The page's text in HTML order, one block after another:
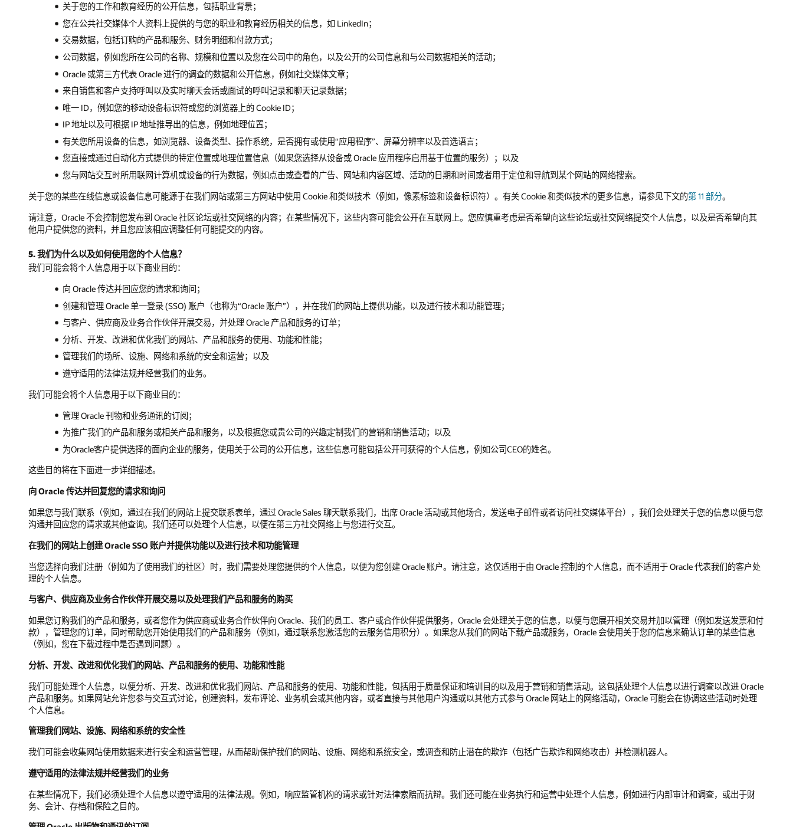
关于您的工作和教育经历的公开信息，包括职业背景；
您在公共社交媒体个人资料上提供的与您的职业和教育经历相关的信息，如 LinkedIn；
交易数据，包括订购的产品和服务、财务明细和付款方式；
公司数据，例如您所在公司的名称、规模和位置以及您在公司中的角色，以及公开的公司信息和与公司数据相关的活动；
Oracle 或第三方代表 Oracle 进行的调查的数据和公开信息，例如社交媒体文章；
来自销售和客户支持呼叫以及实时聊天会话或面试的呼叫记录和聊天记录数据；
唯一 ID，例如您的移动设备标识符或您的浏览器上的 Cookie ID；
IP 地址以及可根据 IP 地址推导出的信息，例如地理位置；
有关您所用设备的信息，如浏览器、设备类型、操作系统，是否拥有或使用“应用程序”、屏幕分辨率以及首选语言；
您直接或通过自动化方式提供的特定位置或地理位置信息（如果您选择从设备或 Oracle 应用程序启用基于位置的服务）；以及
您与网站交互时所用联网计算机或设备的行为数据，例如点击或查看的广告、网站和内容区域、活动的日期和时间或者用于定位和导航到某个网站的网络搜索。
关于您的某些在线信息或设备信息可能源于在我们网站或第三方网站中使用 Cookie 和类似技术（例如，像素标签和设备标识符）。有关 Cookie 和类似技术的更多信息，请参见下文的第 11 部分。
请注意，Oracle 不会控制您发布到 Oracle 社区论坛或社交网络的内容；在某些情况下，这些内容可能会公开在互联网上。您应慎重考虑是否希望向这些论坛或社交网络提交个人信息，以及是否希望向其
他用户提供您的资料，并且您应该相应调整任何可能提交的内容。
5. 我们为什么以及如何使用您的个人信息？
我们可能会将个人信息用于以下商业目的：
向 Oracle 传达并回应您的请求和询问；
创建和管理 Oracle 单一登录 (SSO) 账户（也称为“Oracle 账户”），并在我们的网站上提供功能，以及进行技术和功能管理；
与客户、供应商及业务合作伙伴开展交易，并处理 Oracle 产品和服务的订单；
分析、开发、改进和优化我们的网站、产品和服务的使用、功能和性能；
管理我们的场所、设施、网络和系统的安全和运营；以及
遵守适用的法律法规并经营我们的业务。
我们可能会将个人信息用于以下商业目的：
管理 Oracle 刊物和业务通讯的订阅；
为推广我们的产品和服务或相关产品和服务，以及根据您或贵公司的兴趣定制我们的营销和销售活动；以及
为Oracle客户提供选择的面向企业的服务，使用关于公司的公开信息，这些信息可能包括公开可获得的个人信息，例如公司CEO的姓名。
这些目的将在下面进一步详细描述。
向 Oracle 传达并回复您的请求和询问
如果您与我们联系（例如，通过在我们的网站上提交联系表单，通过 Oracle Sales 聊天联系我们，出席 Oracle 活动或其他场合，发送电子邮件或者访问社交媒体平台），我们会处理关于您的信息以便与您
沟通并回应您的请求或其他查询。我们还可以处理个人信息，以便在第三方社交网络上与您进行交互。
在我们的网站上创建 Oracle SSO 账户并提供功能以及进行技术和功能管理
当您选择向我们注册（例如为了使用我们的社区）时，我们需要处理您提供的个人信息，以便为您创建 Oracle 账户。请注意，这仅适用于由 Oracle 控制的个人信息，而不适用于 Oracle 代表我们的客户处
理的个人信息。
与客户、供应商及业务合作伙伴开展交易以及处理我们产品和服务的购买
如果您订购我们的产品和服务，或者您作为供应商或业务合作伙伴向 Oracle、我们的员工、客户或合作伙伴提供服务，Oracle 会处理关于您的信息，以便与您展开相关交易并加以管理（例如发送发票和付
款），管理您的订单，同时帮助您开始使用我们的产品和服务（例如，通过联系您激活您的云服务信用积分）。如果您从我们的网站下载产品或服务，Oracle 会使用关于您的信息来确认订单的某些信息
（例如，您在下载过程中是否遇到问题）。
分析、开发、改进和优化我们的网站、产品和服务的使用、功能和性能
我们可能处理个人信息，以便分析、开发、改进和优化我们网站、产品和服务的使用、功能和性能，包括用于质量保证和培训目的以及用于营销和销售活动。这包括处理个人信息以进行调查以改进 Oracle
产品和服务。如果网站允许您参与交互式讨论，创建资料，发布评论、业务机会或其他内容，或者直接与其他用户沟通或以其他方式参与 Oracle 网站上的网络活动，Oracle 可能会在协调这些活动时处理
个人信息。
管理我们网站、设施、网络和系统的安全性
我们可能会收集网站使用数据来进行安全和运营管理，从而帮助保护我们的网站、设施、网络和系统安全，或调查和防止潜在的欺诈（包括广告欺诈和网络攻击）并检测机器人。
遵守适用的法律法规并经营我们的业务
在某些情况下，我们必须处理个人信息以遵守适用的法律法规。例如，响应监管机构的请求或针对法律索赔而抗辩。我们还可能在业务执行和运营中处理个人信息，例如进行内部审计和调查，或出于财
务、会计、存档和保险之目的。